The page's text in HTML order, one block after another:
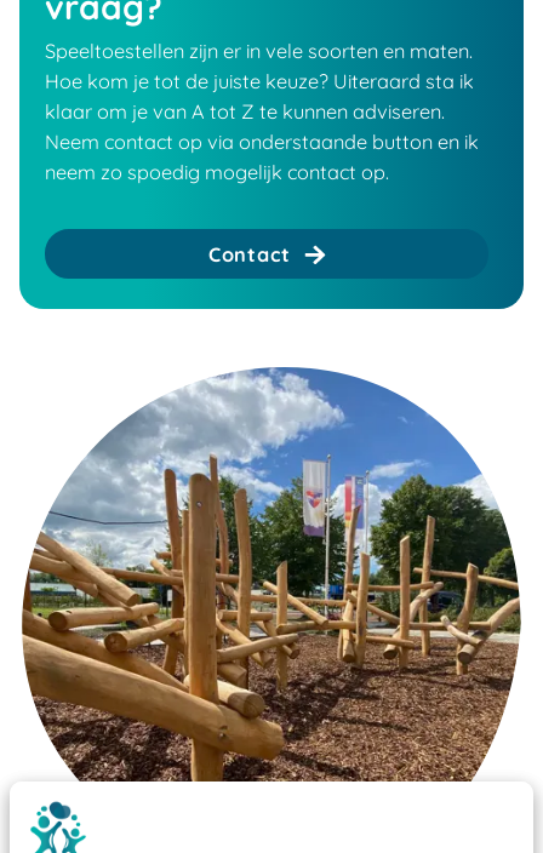
Speeltoestellen zijn er in vele soorten en maten.
Hoe kom je tot de juiste keuze? Uiteraard sta ik
klaar om je van A tot Z te kunnen adviseren.
Neem contact op via onderstaande button en ik
neem zo spoedig mogelijk contact op.
Contact